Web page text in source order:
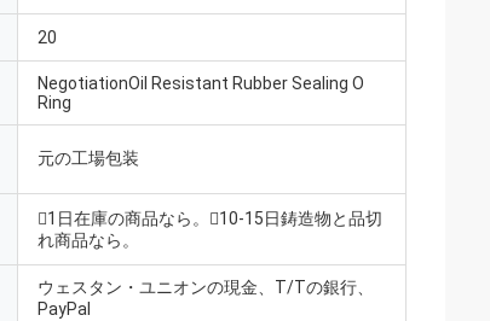
20
NegotiationOil Resistant Rubber Sealing O
Ring
元の工場包装
1日在庫の商品なら。10-15日鋳造物と品切
れ商品なら。
ウェスタン・ユニオンの現金、T/Tの銀行、
PayPal